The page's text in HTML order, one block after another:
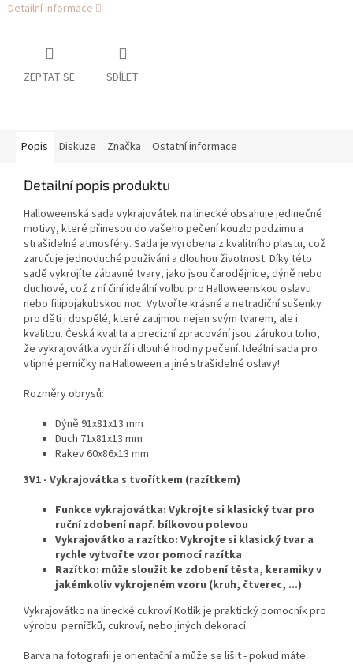
Detailní informace
ZEPTAT SE SDÍLET
Popis Diskuze Značka Ostatní informace
Detailní popis produktu
Halloweenská sada vykrajovátek na linecké obsahuje jedinečné
motivy, které přinesou do vašeho pečení kouzlo podzimu a
strašidelné atmosféry. Sada je vyrobena z kvalitního plastu, což
zaručuje jednoduché používání a dlouhou životnost. Díky této
sadě vykrojíte zábavné tvary, jako jsou čarodějnice, dýně nebo
duchové, což z ní činí ideální volbu pro Halloweenskou oslavu
nebo filipojakubskou noc. Vytvořte krásné a netradiční sušenky
pro děti i dospělé, které zaujmou nejen svým tvarem, ale i
kvalitou. Česká kvalita a precizní zpracování jsou zárukou toho,
že vykrajovátka vydrží i dlouhé hodiny pečení. Ideální sada pro
vtipné perníčky na Halloween a jiné strašidelné oslavy!
Rozměry obrysů:
Dýně 91x81x13 mm
Duch 71x81x13 mm
Rakev 60x86x13 mm
3V1 - Vykrajovátka s tvořítkem (razítkem)
Funkce vykrajovátka: Vykrojte si klasický tvar pro
ruční zdobení např. bílkovou polevou
Vykrajovátko a razítko: Vykrojte si klasický tvar a
rychle vytvořte vzor pomocí razítka
Razítko: může sloužit ke zdobení těsta, keramiky v
jakémkoliv vykrojeném vzoru (kruh, čtverec, ...)
Vykrajovátko na linecké cukroví Kotlík je praktický pomocník pro
výrobu perníčků, cukroví, nebo jiných dekorací.
Barva na fotografii je orientační a může se lišit - pokud máte